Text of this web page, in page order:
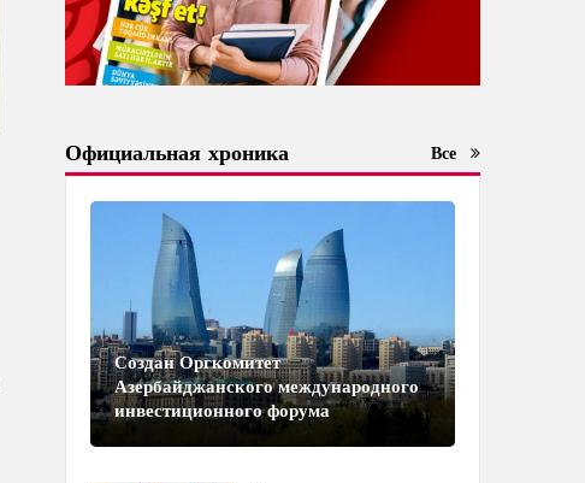
Официальная хроника Все
Создан Оргкомитет
Азербайджанского международного
инвестиционного форума